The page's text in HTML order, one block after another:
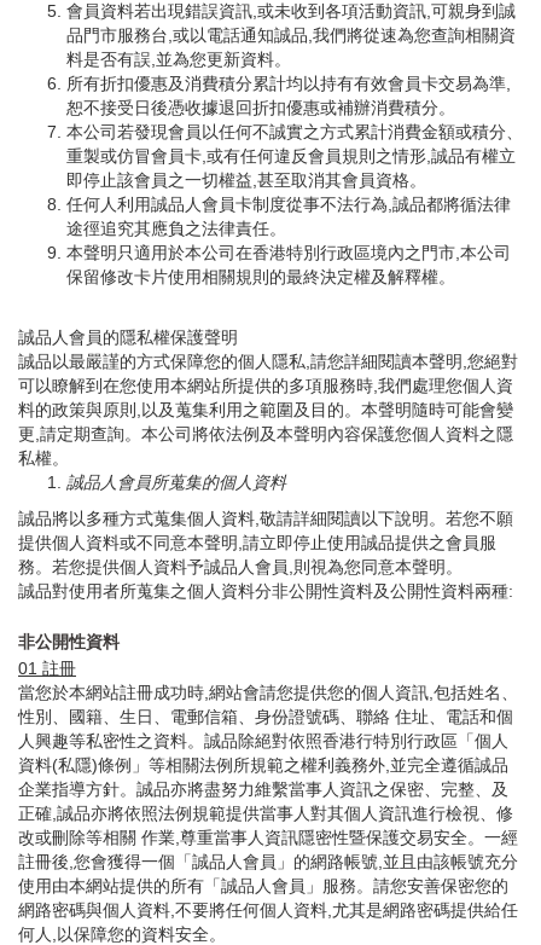
會員資料若出現錯誤資訊,或未收到各項活動資訊,可親身到誠
品門市服務台,或以電話通知誠品,我們將從速為您查詢相關資
料是否有誤,並為您更新資料。
所有折扣優惠及消費積分累計均以持有有效會員卡交易為準,
恕不接受日後憑收據退回折扣優惠或補辦消費積分。
本公司若發現會員以任何不誠實之方式累計消費金額或積分、
重製或仿冒會員卡,或有任何違反會員規則之情形,誠品有權立
即停止該會員之一切權益,甚至取消其會員資格。
任何人利用誠品人會員卡制度從事不法行為,誠品都將循法律
途徑追究其應負之法律責任。
本聲明只適用於本公司在香港特別行政區境內之門市,本公司
保留修改卡片使用相關規則的最終決定權及解釋權。
誠品人會員的隱私權保護聲明
誠品以最嚴謹的方式保障您的個人隱私,請您詳細閱讀本聲明,您絕對
可以瞭解到在您使用本網站所提供的多項服務時,我們處理您個人資
料的政策與原則,以及蒐集利用之範圍及目的。本聲明隨時可能會變
更,請定期查詢。本公司將依法例及本聲明內容保護您個人資料之隱
私權。
誠品人會員所蒐集的個人資料
誠品將以多種方式蒐集個人資料,敬請詳細閱讀以下說明。若您不願
提供個人資料或不同意本聲明,請立即停止使用誠品提供之會員服
務。若您提供個人資料予誠品人會員,則視為您同意本聲明。
誠品對使用者所蒐集之個人資料分非公開性資料及公開性資料兩種:
非公開性資料
01 註冊
當您於本網站註冊成功時,網站會請您提供您的個人資訊,包括姓名、
性別、國籍、生日、電郵信箱、身份證號碼、聯絡 住址、電話和個
人興趣等私密性之資料。誠品除絕對依照香港行特別行政區「個人
資料(私隱)條例」等相關法例所規範之權利義務外,並完全遵循誠品
企業指導方針。誠品亦將盡努力維繫當事人資訊之保密、完整、及
正確,誠品亦將依照法例規範提供當事人對其個人資訊進行檢視、修
改或刪除等相關 作業,尊重當事人資訊隱密性暨保護交易安全。一經
註冊後,您會獲得一個「誠品人會員」的網路帳號,並且由該帳號充分
使用由本網站提供的所有「誠品人會員」服務。請您安善保密您的
網路密碼與個人資料,不要將任何個人資料,尤其是網路密碼提供給任
何人,以保障您的資料安全。